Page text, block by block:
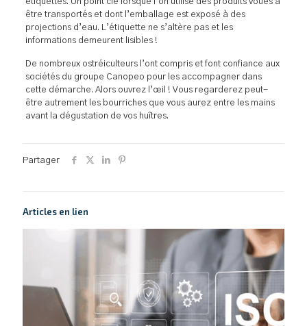
être transportés et dont l’emballage est exposé à des
projections d’eau. L’étiquette ne s’altère pas et les
informations demeurent lisibles !
De nombreux ostréiculteurs l’ont compris et font confiance aux
sociétés du groupe Canopeo pour les accompagner dans
cette démarche. Alors ouvrez l’œil ! Vous regarderez peut-
être autrement les bourriches que vous aurez entre les mains
avant la dégustation de vos huîtres.
Partager
Articles en lien